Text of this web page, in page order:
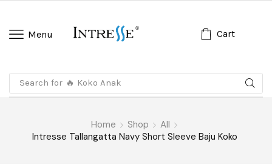
Menu Cart
Search for 🔥 Koko Anak
Home Shop
All
Intresse Tallangatta Navy Short Sleeve Baju Koko